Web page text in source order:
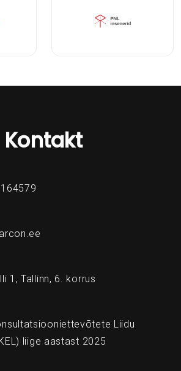
Kontakt
1, Tallinn, 6. korrus
Liidu
liige aastast 2025